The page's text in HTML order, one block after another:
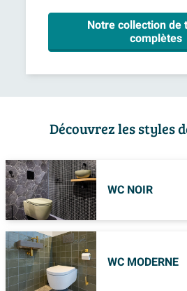
Notre collection de
complètes
Découvrez les styles
WC NOIR
WC MODERNE